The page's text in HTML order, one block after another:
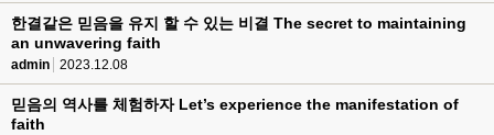
한결같은 믿음을 유지 할 수 있는 비결 The secret to maintaining
an unwavering faith
admin 2023.12.08
믿음의 역사를 체험하자 Let’s experience the manifestation of
faith